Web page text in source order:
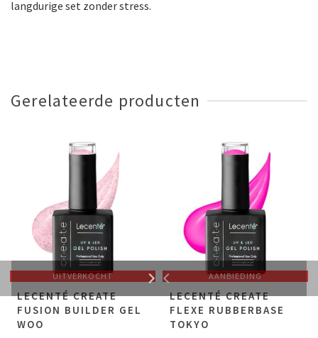
langdurige set zonder stress.
Gerelateerde producten
UITVERKOCHT
LECENTÉ CREATE
FUSION BUILDER GEL
WOO
AANBIEDING
LECENTÉ CREATE
FLEXE RUBBERBASE
TOKYO